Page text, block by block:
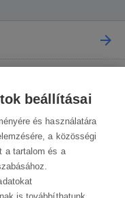
beállításai
és használatára
a közösségi
a tartalom és a